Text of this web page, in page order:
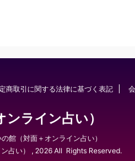
商取引に関する法律に基づく表記
ライン占い）
館（対面＋オンライン占い）
占い） , 2026 All Rights Reserved.